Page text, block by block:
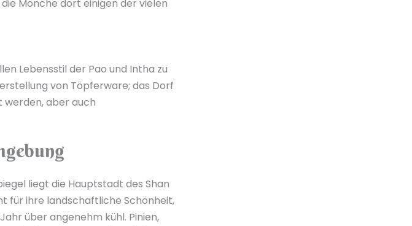
Mönche dort einigen der vielen
Lebensstil der Pao und Intha zu
von Töpferware; das Dorf
werden, aber auch
liegt die Hauptstadt des Shan
für ihre landschaftliche Schönheit,
über angenehm kühl. Pinien,